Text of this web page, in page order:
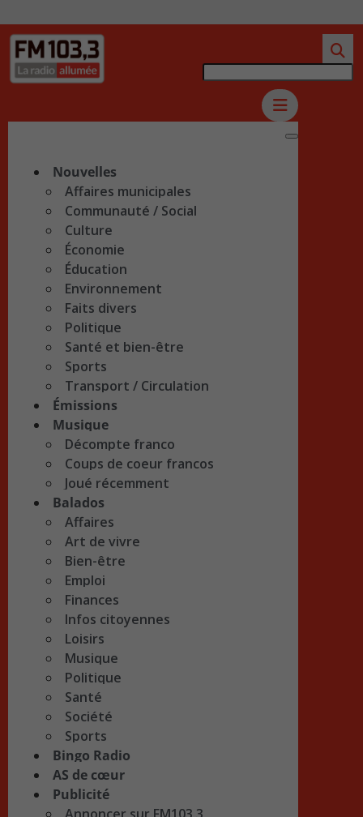
Nouvelles
Affaires municipales
Communauté / Social
Culture
Économie
Éducation
Environnement
Faits divers
Politique
Santé et bien-être
Sports
Transport / Circulation
Émissions
Musique
Décompte franco
Coups de coeur francos
Joué récemment
Balados
Affaires
Art de vivre
Bien-être
Emploi
Finances
Infos citoyennes
Loisirs
Musique
Politique
Santé
Société
Sports
Bingo Radio
AS de cœur
Publicité